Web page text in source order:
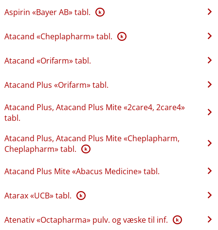
Aspirin «Bayer AB» tabl. K
Atacand «Cheplapharm» tabl. K
Atacand «Orifarm» tabl.
Atacand Plus «Orifarm» tabl.
Atacand Plus, Atacand Plus Mite «2care4, 2care4»
tabl.
Atacand Plus, Atacand Plus Mite «Cheplapharm,
Cheplapharm» tabl. K
Atacand Plus Mite «Abacus Medicine» tabl.
Atarax «UCB» tabl. K
Atenativ «Octapharma» pulv. og væske til inf. K